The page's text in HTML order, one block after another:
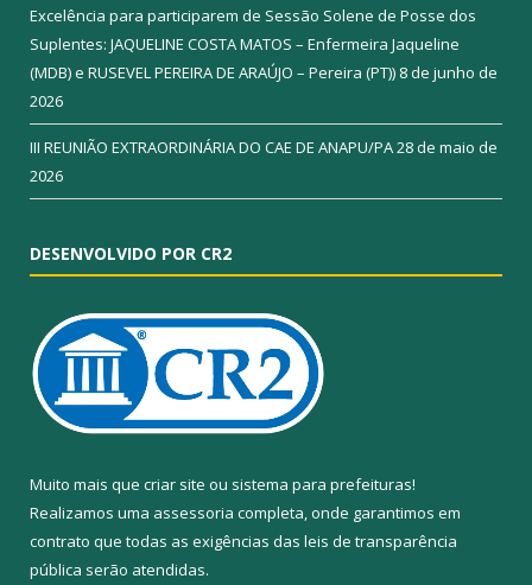
Excelência para participarem de Sessão Solene de Posse dos
Suplentes: JAQUELINE COSTA MATOS – Enfermeira Jaqueline
(MDB) e RUSEVEL PEREIRA DE ARAÚJO – Pereira (PT)) 8 de junho de
2026
III REUNIÃO EXTRAORDINÁRIA DO CAE DE ANAPU/PA28 de maio de
2026
DESENVOLVIDO POR CR2
Muito mais que criar site ou sistema para prefeituras!
Realizamos uma assessoria completa, onde garantimos em
contrato que todas as exigências das leis de transparência
pública serão atendidas.